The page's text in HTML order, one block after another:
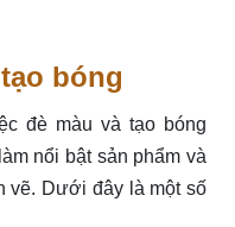
bóng
đè màu và tạo bóng
nổi bật sản phẩm và
vẽ. Dưới đây là một số